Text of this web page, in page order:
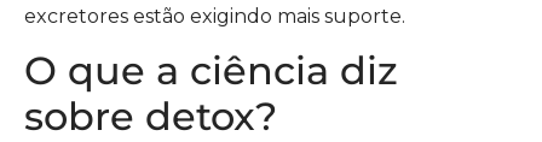
excretores estão exigindo mais suporte.
O que a ciência diz
sobre detox?